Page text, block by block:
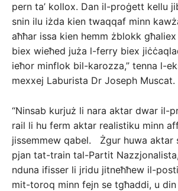
pern ta’ kollox. Dan il-proġett kellu
snin ilu iżda kien twaqqaf minn
aħħar issa kien hemm żblokk
biex wieħed juża l-ferry biex
ieħor minflok bil-karozza,” tenna l-
mexxej Laburista Dr Joseph Muscat.
“Ninsab kurjuż li nara aktar dwar il-
rail li hu ferm aktar realistiku minn
jissemmew qabel. Żgur huwa aktar
pjan tat-train tal-Partit
nduna ifisser li jridu jitneħħew il-
mit-toroq minn fejn se tgħaddi, u